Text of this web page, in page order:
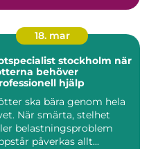
18. mar
stockholm när
behöver
hjälp
ska bära genom hela
När smärta, stelhet
belastningsproblem
påverkas allt...